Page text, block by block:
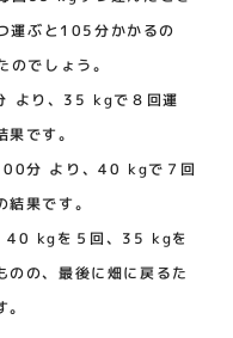
運ぶと105分かかるの
でしょう。
より、35 kgで８回運
です。
分 より、40 kgで７回
果です。
40 kgを５回、35 kgを
のの、最後に畑に戻るた